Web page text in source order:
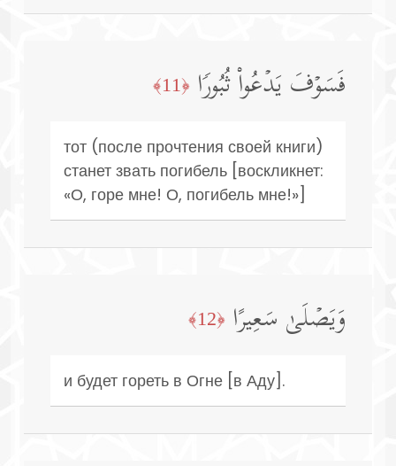
فَسَوۡفَ یَدۡعُوا۟ ثُبُورࣰا ﴿11﴾
тот (после прочтения своей книги)
станет звать погибель [воскликнет:
«О, горе мне! О, погибель мне!»]
وَیَصۡلَىٰ سَعِیرًا ﴿12﴾
и будет гореть в Огне [в Аду].